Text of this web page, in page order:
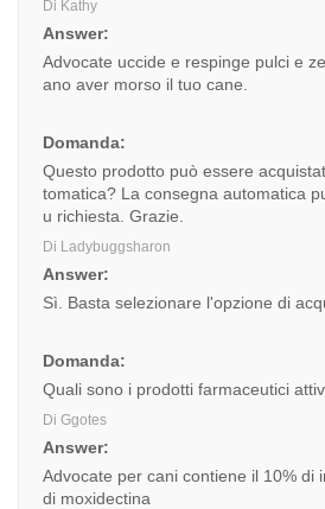
Di Kathy
Answer:
Advocate uccide e respinge pulci e
ano aver morso il tuo cane.
Domanda:
Questo prodotto può essere
tomatica? La consegna automatica
u richiesta. Grazie.
Di Ladybuggsharon
Answer:
Sì. Basta selezionare l'opzione di
Domanda:
Quali sono i prodotti farmaceutici
Di Ggotes
Answer:
Advocate per cani contiene il 10% di
di moxidectina